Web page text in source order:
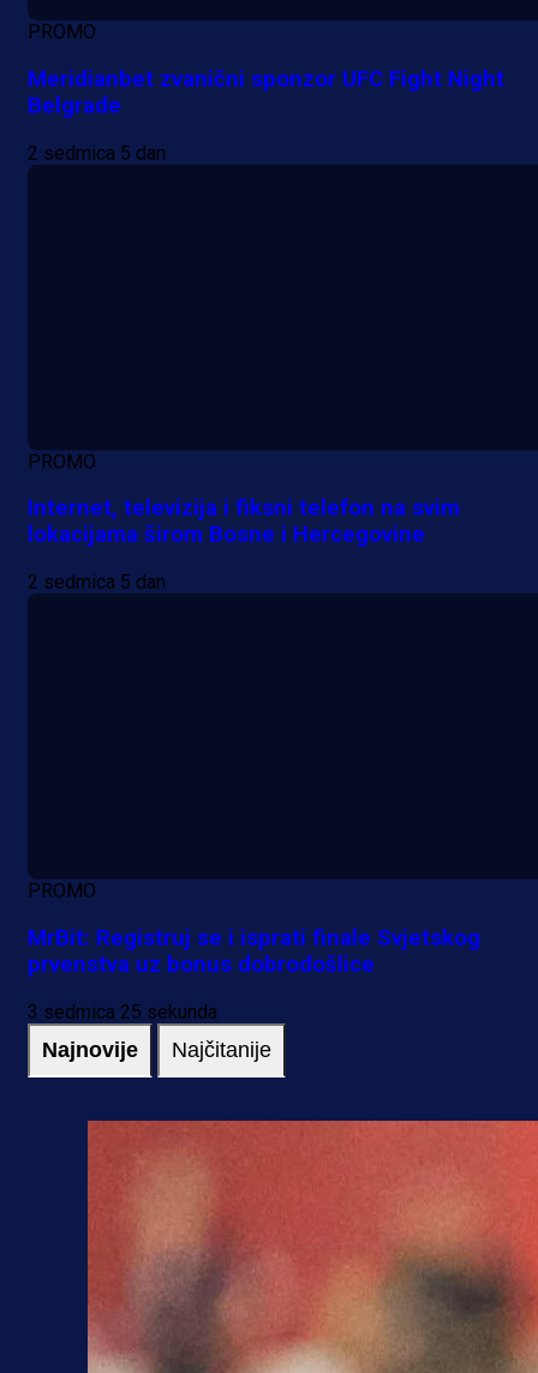
PROMO
Meridianbet zvanični sponzor UFC Fight Night
Belgrade
2 sedmica 5 dan
PROMO
Internet, televizija i fiksni telefon na svim
lokacijama širom Bosne i Hercegovine
2 sedmica 5 dan
PROMO
MrBit: Registruj se i isprati finale Svjetskog
prvenstva uz bonus dobrodošlice
3 sedmica 25 sekunda
Najnovije Najčitanije